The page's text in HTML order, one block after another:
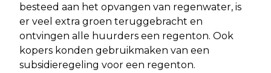
besteed aan het opvangen van regenwater, is
er veel extra groen teruggebracht en
ontvingen alle huurders een regenton. Ook
kopers konden gebruikmaken van een
subsidieregeling voor een regenton.